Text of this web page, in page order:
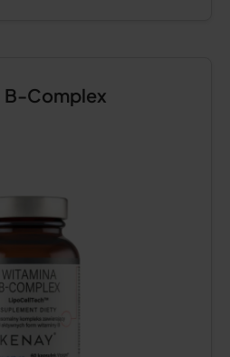
B-Complex